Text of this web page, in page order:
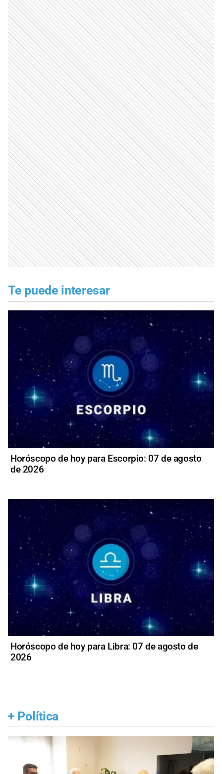
Te puede interesar
Horóscopo de hoy para Escorpio: 07 de agosto
de 2026
Horóscopo de hoy para Libra: 07 de agosto de
2026
+ Política